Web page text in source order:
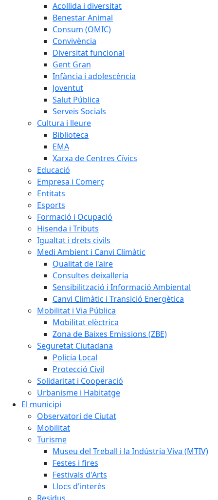
Acollida i diversitat
Benestar Animal
Consum (OMIC)
Convivència
Diversitat funcional
Gent Gran
Infància i adolescència
Joventut
Salut Pública
Serveis Socials
Cultura i lleure
Biblioteca
EMA
Xarxa de Centres Cívics
Educació
Empresa i Comerç
Entitats
Esports
Formació i Ocupació
Hisenda i Tributs
Igualtat i drets civils
Medi Ambient i Canvi Climàtic
Qualitat de l'aire
Consultes deixalleria
Sensibilització i Informació Ambiental
Canvi Climàtic i Transició Energètica
Mobilitat i Via Pública
Mobilitat elèctrica
Zona de Baixes Emissions (ZBE)
Seguretat Ciutadana
Policia Local
Protecció Civil
Solidaritat i Cooperació
Urbanisme i Habitatge
El municipi
Observatori de Ciutat
Mobilitat
Turisme
Museu del Treball i la Indústria Viva (MTIV)
Festes i fires
Festivals d'Arts
Llocs d'interès